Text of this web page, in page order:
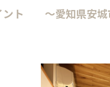
ント ～愛知県安城